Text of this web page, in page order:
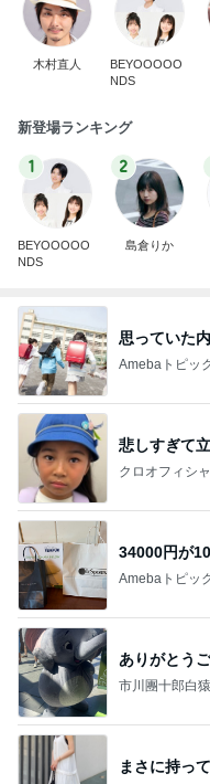
木村直人
BEYOOOOO
NDS
新登場ランキング
1
BEYOOOOO
NDS
2
島倉りか
思っていた
Amebaトピッ
悲しすぎて
クロオフィシ
34000円が
Amebaトピッ
ありがとう
市川團十郎白
まさに持っ